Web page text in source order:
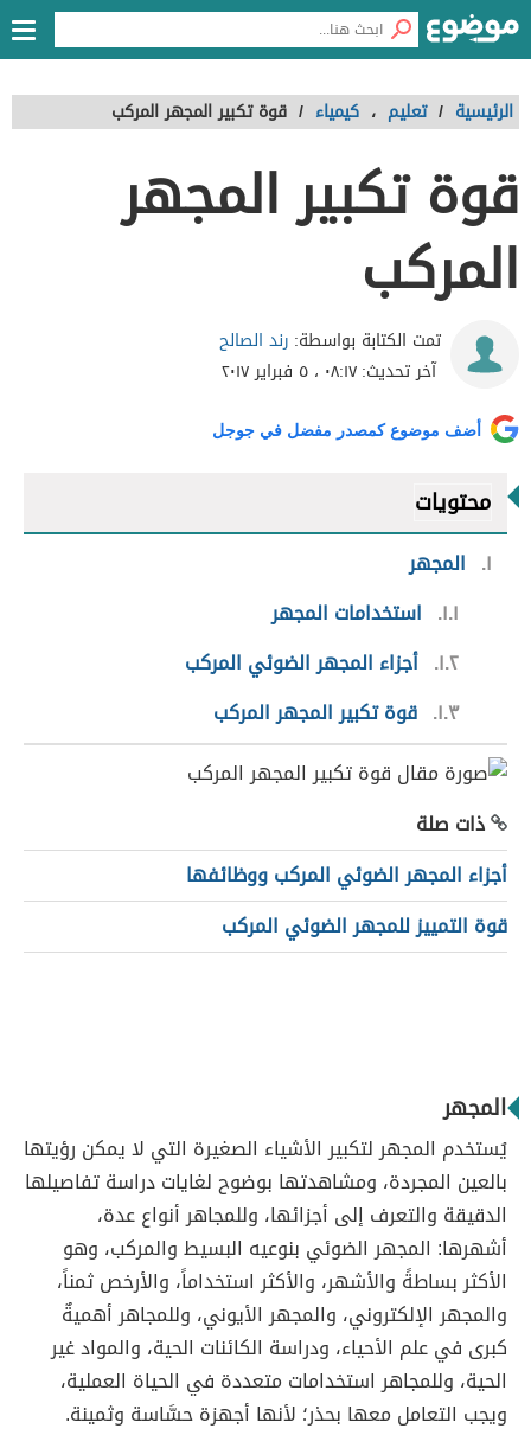
الرئيسية / تعليم ، كيمياء / قوة تكبير المجهر المركب
قوة تكبير المجهر
المركب
تمت الكتابة بواسطة: رند الصالح
آخر تحديث:٠٨:١٧ ، ٥ فبراير ٢٠١٧
أضف موضوع كمصدر مفضل في جوجل
محتويات
١
المجهر
١.١
استخدامات المجهر
١.٢ أجزاء المجهر الضوئي المركب
١.٣ قوة تكبير المجهر المركب
ذات صلة
أجزاء المجهر الضوئي المركب ووظائفها
قوة التمييز للمجهر الضوئي المركب
المجهر
يُستخدم المجهر لتكبير الأشياء الصغيرة التي لا يمكن رؤيتها
بالعين المجردة، ومشاهدتها بوضوح لغايات دراسة تفاصيلها
الدقيقة والتعرف إلى أجزائها، وللمجاهر أنواع عدة،
أشهرها: المجهر الضوئي بنوعيه البسيط والمركب، وهو
الأكثر بساطةً والأشهر، والأكثر استخداماً، والأرخص ثمناً،
والمجهر الإلكتروني، والمجهر الأيوني، وللمجاهر أهميةٌ
كبرى في علم الأحياء، ودراسة الكائنات الحية، والمواد غير
الحية، وللمجاهر استخدامات متعددة في الحياة العملية،
ويجب التعامل معها بحذر؛ لأنها أجهزة حسَّاسة وثمينة.